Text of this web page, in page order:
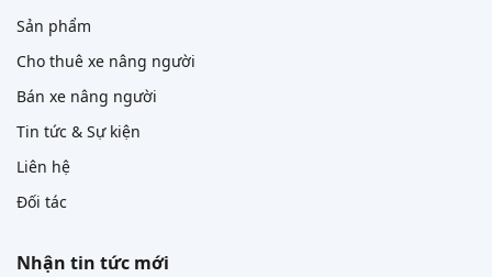
Sản phẩm
Cho thuê xe nâng người
Bán xe nâng người
Tin tức & Sự kiện
Liên hệ
Đối tác
Nhận tin tức mới